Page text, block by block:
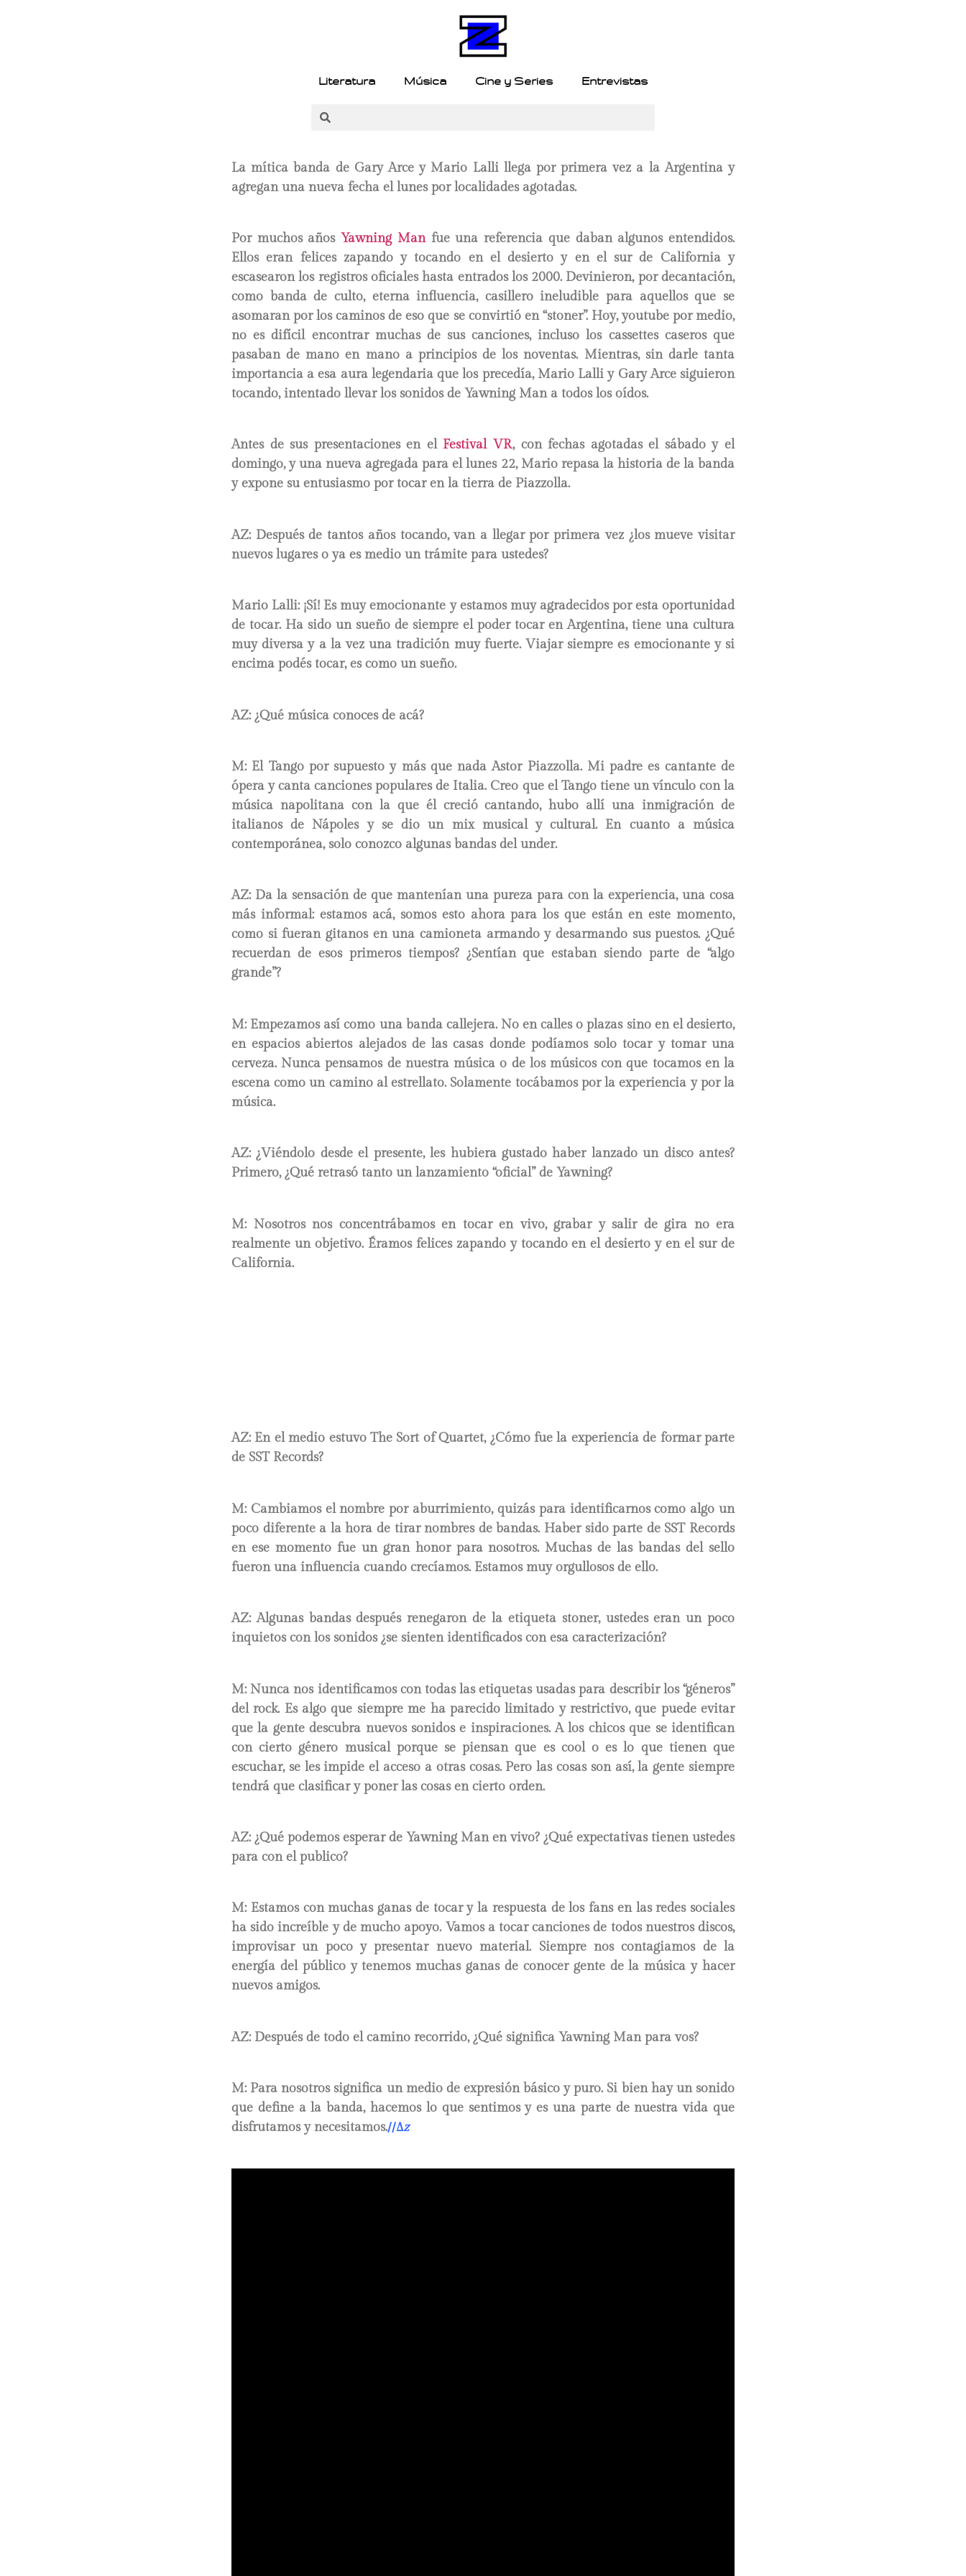
Literatura Música Cine y Series Entrevistas
La mítica banda de Gary Arce y Mario Lalli llega por primera vez a la Argentina y
agregan una nueva fecha el lunes por localidades agotadas.
Por muchos añosYawning Manfue una referencia que daban algunos entendidos.
Ellos eran felices zapando y tocando en el desierto y en el sur de California y
escasearon los registros oficiales hasta entrados los 2000. Devinieron, por decantación,
como banda de culto, eterna influencia, casillero ineludible para aquellos que se
asomaran por los caminos de eso que se convirtió en “stoner”. Hoy, youtube por medio,
no es difícil encontrar muchas de sus canciones, incluso los cassettes caseros que
pasaban de mano en mano a principios de los noventas. Mientras, sin darle tanta
importancia a esa aura legendaria que los precedía, Mario Lalli y Gary Arce siguieron
tocando, intentado llevar los sonidos de Yawning Man a todos los oídos.
Antes de sus presentaciones en el Festival VR, con fechas agotadas el sábado y el
domingo, y una nueva agregada para el lunes 22, Mario repasa la historia de la banda
y expone su entusiasmo por tocar en la tierra de Piazzolla.
AZ: Después de tantos años tocando, van a llegar por primera vez ¿los mueve visitar
nuevos lugares o ya es medio un trámite para ustedes?
Mario Lalli: ¡Sí! Es muy emocionante y estamos muy agradecidos por esta oportunidad
de tocar. Ha sido un sueño de siempre el poder tocar en Argentina, tiene una cultura
muy diversa y a la vez una tradición muy fuerte. Viajar siempre es emocionante y si
encima podés tocar, es como un sueño.
AZ: ¿Qué música conoces de acá?
M: El Tango por supuesto y más que nada Astor Piazzolla. Mi padre es cantante de
ópera y canta canciones populares de Italia. Creo que el Tango tiene un vínculo con la
música napolitana con la que él creció cantando, hubo allí una inmigración de
italianos de Nápoles y se dio un mix musical y cultural. En cuanto a música
contemporánea, solo conozco algunas bandas del under.
AZ: Da la sensación de que mantenían una pureza para con la experiencia, una cosa
más informal: estamos acá, somos esto ahora para los que están en este momento,
como si fueran gitanos en una camioneta armando y desarmando sus puestos. ¿Qué
recuerdan de esos primeros tiempos? ¿Sentían que estaban siendo parte de “algo
grande”?
M: Empezamos así como una banda callejera. No en calles o plazas sino en el desierto,
en espacios abiertos alejados de las casas donde podíamos solo tocar y tomar una
cerveza. Nunca pensamos de nuestra música o de los músicos con que tocamos en la
escena como un camino al estrellato. Solamente tocábamos por la experiencia y por la
música.
AZ: ¿Viéndolo desde el presente, les hubiera gustado haber lanzado un disco antes?
Primero, ¿Qué retrasó tanto un lanzamiento “oficial” de Yawning?
M: Nosotros nos concentrábamos en tocar en vivo, grabar y salir de gira no era
realmente un objetivo. Éramos felices zapando y tocando en el desierto y en el sur de
California.
AZ: En el medio estuvo The Sort of Quartet, ¿Cómo fue la experiencia de formar parte
de SST Records?
M: Cambiamos el nombre por aburrimiento, quizás para identificarnos como algo un
poco diferente a la hora de tirar nombres de bandas. Haber sido parte de SST Records
en ese momento fue un gran honor para nosotros. Muchas de las bandas del sello
fueron una influencia cuando crecíamos. Estamos muy orgullosos de ello.
AZ: Algunas bandas después renegaron de la etiqueta stoner, ustedes eran un poco
inquietos con los sonidos ¿se sienten identificados con esa caracterización?
M: Nunca nos identificamos con todas las etiquetas usadas para describir los “géneros”
del rock. Es algo que siempre me ha parecido limitado y restrictivo, que puede evitar
que la gente descubra nuevos sonidos e inspiraciones. A los chicos que se identifican
con cierto género musical porque se piensan que es cool o es lo que tienen que
escuchar, se les impide el acceso a otras cosas. Pero las cosas son así, la gente siempre
tendrá que clasificar y poner las cosas en cierto orden.
AZ: ¿Qué podemos esperar de Yawning Man en vivo? ¿Qué expectativas tienen ustedes
para con el publico?
M: Estamos con muchas ganas de tocar y la respuesta de los fans en las redes sociales
ha sido increíble y de mucho apoyo. Vamos a tocar canciones de todos nuestros discos,
improvisar un poco y presentar nuevo material. Siempre nos contagiamos de la
energía del público y tenemos muchas ganas de conocer gente de la música y hacer
nuevos amigos.
AZ: Después de todo el camino recorrido, ¿Qué significa Yawning Man para vos?
M: Para nosotros significa un medio de expresión básico y puro. Si bien hay un sonido
que define a la banda, hacemos lo que sentimos y es una parte de nuestra vida que
disfrutamos y necesitamos.//∆z